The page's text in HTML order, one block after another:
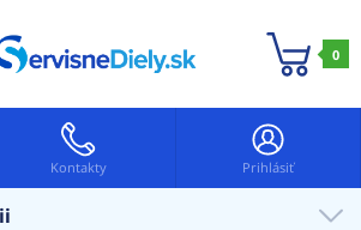
0
Kontakty Prihlásiť